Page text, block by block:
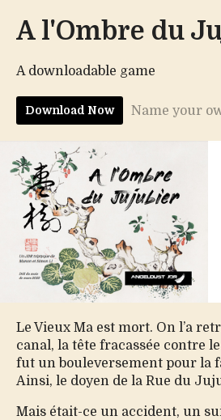
A l'Ombre du
A downloadable game
Download Now Name your
Le Vieux Ma est mort. On l’a
canal, la tête fracassée contre
fut un bouleversement pour la
Ainsi, le doyen de la Rue du
Mais était-ce un accident, un